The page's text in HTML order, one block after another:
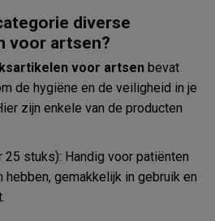
diverse
voor artsen?
voor artsen bevat
de hygiëne en de veiligheid in je
zijn enkele van de producten
25 stuks): Handig voor patiënten
hebben, gemakkelijk in gebruik en